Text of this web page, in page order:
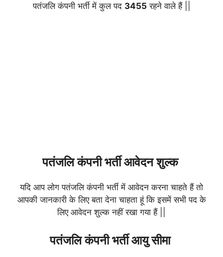
पतंजलि कंपनी भर्ती में कुल पद 3455 रहने वाले हैं ||
पतंजलि कंपनी भर्ती आवेदन शुल्क
यदि आप लोग पतंजलि कंपनी भर्ती में आवेदन करना चाहते हैं तो
आपकी जानकारी के लिए बता देना चाहता हूं कि इसमें सभी पद के
लिए आवेदन शुल्क नहीं रखा गया हैं ||
पतंजलि कंपनी भर्ती आयु सीमा